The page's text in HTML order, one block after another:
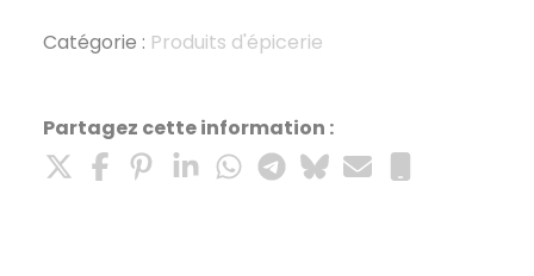
37
Catégorie : Produits d'épicerie
Partagez cette information :